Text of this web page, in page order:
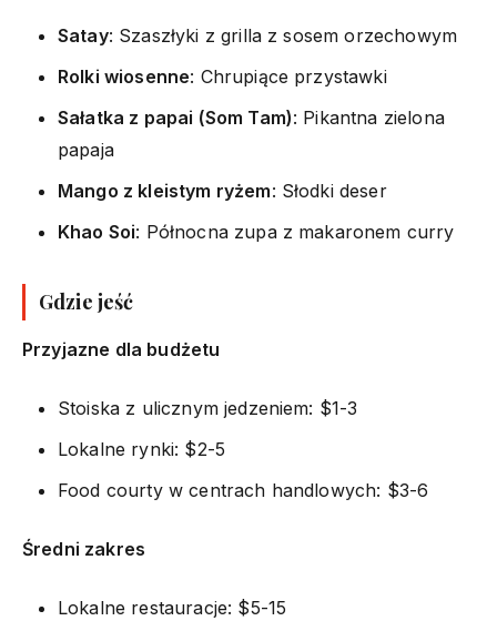
Satay: Szaszłyki z grilla z sosem orzechowym
Rolki wiosenne: Chrupiące przystawki
Sałatka z papai (Som Tam): Pikantna zielona
papaja
Mango z kleistym ryżem: Słodki deser
Khao Soi: Północna zupa z makaronem curry
Gdzie jeść
Przyjazne dla budżetu
Stoiska z ulicznym jedzeniem: $1-3
Lokalne rynki: $2-5
Food courty w centrach handlowych: $3-6
Średni zakres
Lokalne restauracje: $5-15